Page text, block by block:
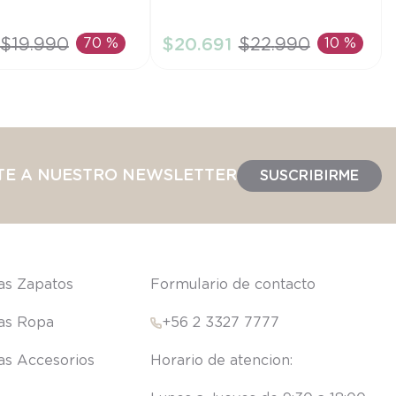
AL CARRITO
$19.990 70 % AÑADIR AL CARRITO
$20.691 $22.990 10 %
A NUESTRO NEWSLETTER SUSCRIBIRME
Zapatos
Ropa
Accesorios
Formulario de contacto
+56 2 3327 7777